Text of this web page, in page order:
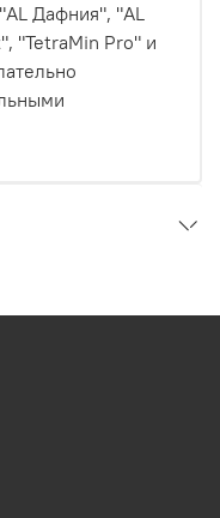
Дафния", "AL
"TetraMin Pro" и